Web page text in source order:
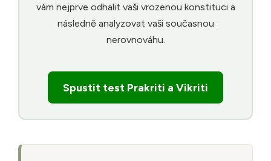
vám nejprve odhalit vaši vrozenou konstituci a
následně analyzovat vaši současnou
nerovnováhu.
Spustit test Prakriti a Vikriti